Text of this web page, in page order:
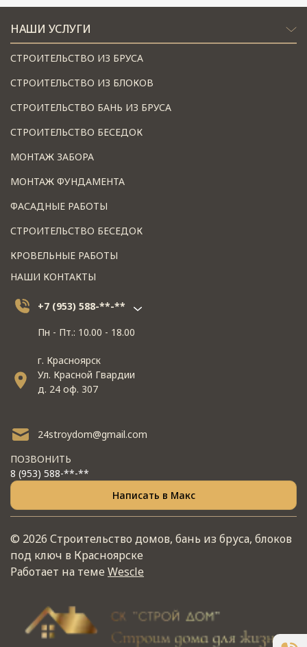
НАШИ УСЛУГИ
СТРОИТЕЛЬСТВО ИЗ БРУСА
СТРОИТЕЛЬСТВО ИЗ БЛОКОВ
СТРОИТЕЛЬСТВО БАНЬ ИЗ БРУСА
СТРОИТЕЛЬСТВО БЕСЕДОК
МОНТАЖ ЗАБОРА
МОНТАЖ ФУНДАМЕНТА
ФАСАДНЫЕ РАБОТЫ
СТРОИТЕЛЬСТВО БЕСЕДОК
КРОВЕЛЬНЫЕ РАБОТЫ
НАШИ КОНТАКТЫ
+7 (953) 588-**-**
Пн - Пт.: 10.00 - 18.00
г. Красноярск
Ул. Красной Гвардии
д. 24 оф. 307
24stroydom@gmail.com
ПОЗВОНИТЬ
8 (953) 588-**-**
Написать в Макс
© 2026 Строительство домов, бань из бруса, блоков
под ключ в Красноярске
Работает на темеWescle